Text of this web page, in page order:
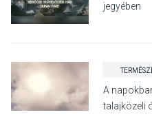
jegyében
A
talajközeli